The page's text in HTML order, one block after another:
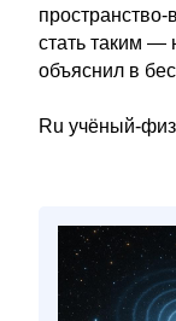
стать таким
объяснил в
Ru учёный-